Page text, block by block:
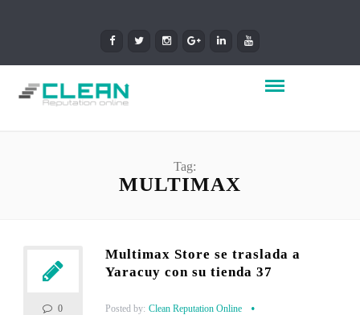
Tag:
MULTIMAX
0
Multimax Store se traslada a
Yaracuy con su tienda 37
Posted by: Clean Reputation Online